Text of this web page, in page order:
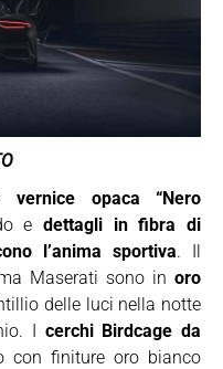
vernice opaca “Nero
e dettagli in fibra di
l’anima sportiva. Il
Maserati sono in oro
delle luci nella notte
I cerchi Birdcage da
con finiture oro bianco